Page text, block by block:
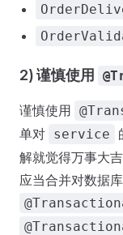
2) 谨慎使用
谨慎使用
单对 service
解就觉得万事大吉
应当合并对数据